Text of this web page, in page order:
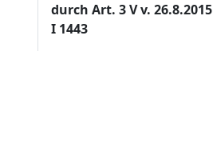
durch Art. 3 V v. 26.8.2015
I 1443